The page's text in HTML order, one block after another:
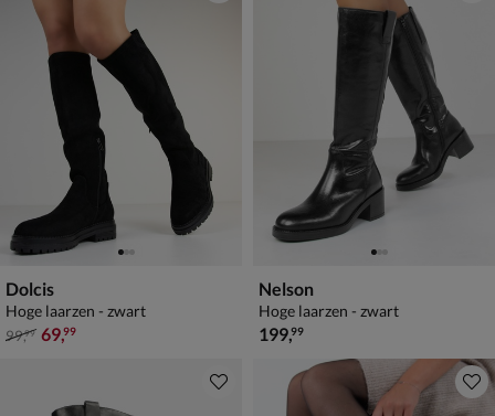
Dolcis
Hoge laarzen - zwart
van € 99,99 voor € 69,99
99,99 69,99
Nelson
Hoge laarzen - zwart
€ 199,99
199,99